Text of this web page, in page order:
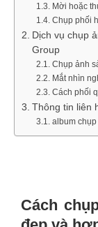
Mời hoặc
Chụp phối
Dịch vụ chụp
Group
Chụp ảnh
Mắt nhìn
Cách phối
Thông tin liên
album
Cách